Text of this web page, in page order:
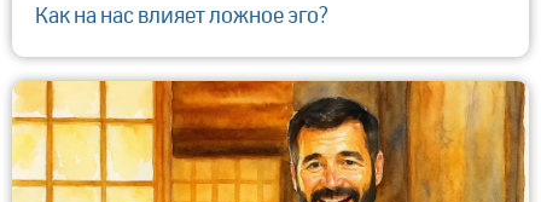
Как на нас влияет ложное эго?